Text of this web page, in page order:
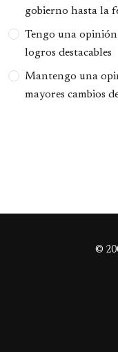
gobierno hasta la
Tengo una
logros destacables
Mantengo una
mayores cambios
©